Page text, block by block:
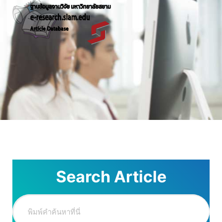
Search Article